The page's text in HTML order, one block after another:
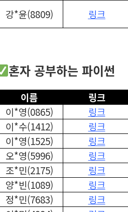
강*윤(8809)
링크
혼자 공부하는 파이썬
이름 링크
이*영(0865) 링크
이*수(1412)
링크
이*영(1525)
링크
오*영(5996)
링크
조*민(2175)
링크
양*빈(1089)
링크
정*민(7683)
링크